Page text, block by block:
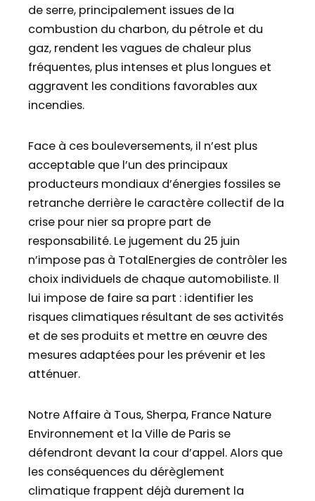
de serre, principalement issues de la
combustion du charbon, du pétrole et du
gaz, rendent les vagues de chaleur plus
fréquentes, plus intenses et plus longues et
aggravent les conditions favorables aux
incendies.
Face à ces bouleversements, il n’est plus
acceptable que l’un des principaux
producteurs mondiaux d’énergies fossiles se
retranche derrière le caractère collectif de la
crise pour nier sa propre part de
responsabilité. Le jugement du 25 juin
n’impose pas à TotalEnergies de contrôler les
choix individuels de chaque automobiliste. Il
lui impose de faire sa part : identifier les
risques climatiques résultant de ses activités
et de ses produits et mettre en œuvre des
mesures adaptées pour les prévenir et les
atténuer.
Notre Affaire à Tous, Sherpa, France Nature
Environnement et la Ville de Paris se
défendront devant la cour d’appel. Alors que
les conséquences du dérèglement
climatique frappent déjà durement la